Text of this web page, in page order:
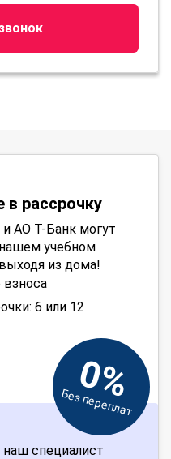
в рассрочку
АО Т-Банк могут
учебном
из дома!
взноса
6 или 12
0%
Без переплат
специалист